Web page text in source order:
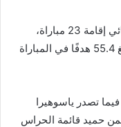
شهدت البطولة حتى نهاية الدور نصف النهائي إقامة 23 مباراة،
سجلت خلالها الفرق 1275 هدفًا، بمعدل بلغ 55.4 هدفًا في المباراة
الهدافين بـ58 هدفًا، فيما تصدر ياسوهيرا
عبدالرحمن حميد قائمة الحراس